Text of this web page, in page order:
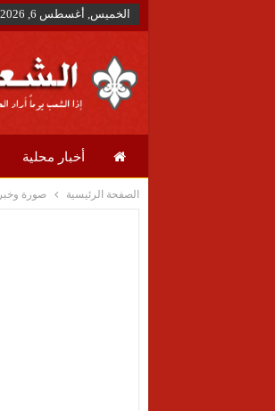
الخميس, أغسطس 6, 2026
أخبار محلية
الصفحة الرئيسية صورة وخبر